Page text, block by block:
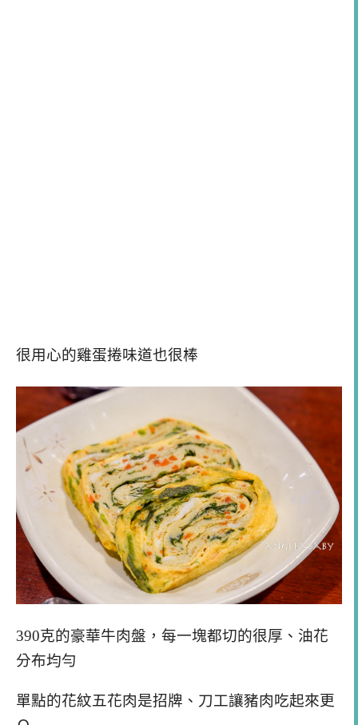
很用心的雞蛋捲味道也很棒
390克的豪華牛肉盤，每一塊都切的很厚、油花
分布均勻
單點的花紋五花肉是招牌、刀工讓豬肉吃起來更